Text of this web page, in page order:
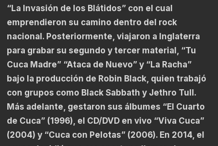
“La Invasión de los Blátidos” con el cual
emprendieron su camino dentro del rock
nacional. Posteriormente, viajaron a Inglaterra
para grabar su segundo y tercer material, “Tu
Cuca Madre” “Ataca de Nuevo” y “La Racha”
bajo la producción de Robin Black, quien trabajó
con grupos como Black Sabbath y Jethro Tull.
Más adelante, gestaron sus álbumes “El Cuarto
de Cuca” (1996), el CD/DVD en vivo “Viva Cuca”
(2004) y “Cuca con Pelotas” (2006). En 2014, el